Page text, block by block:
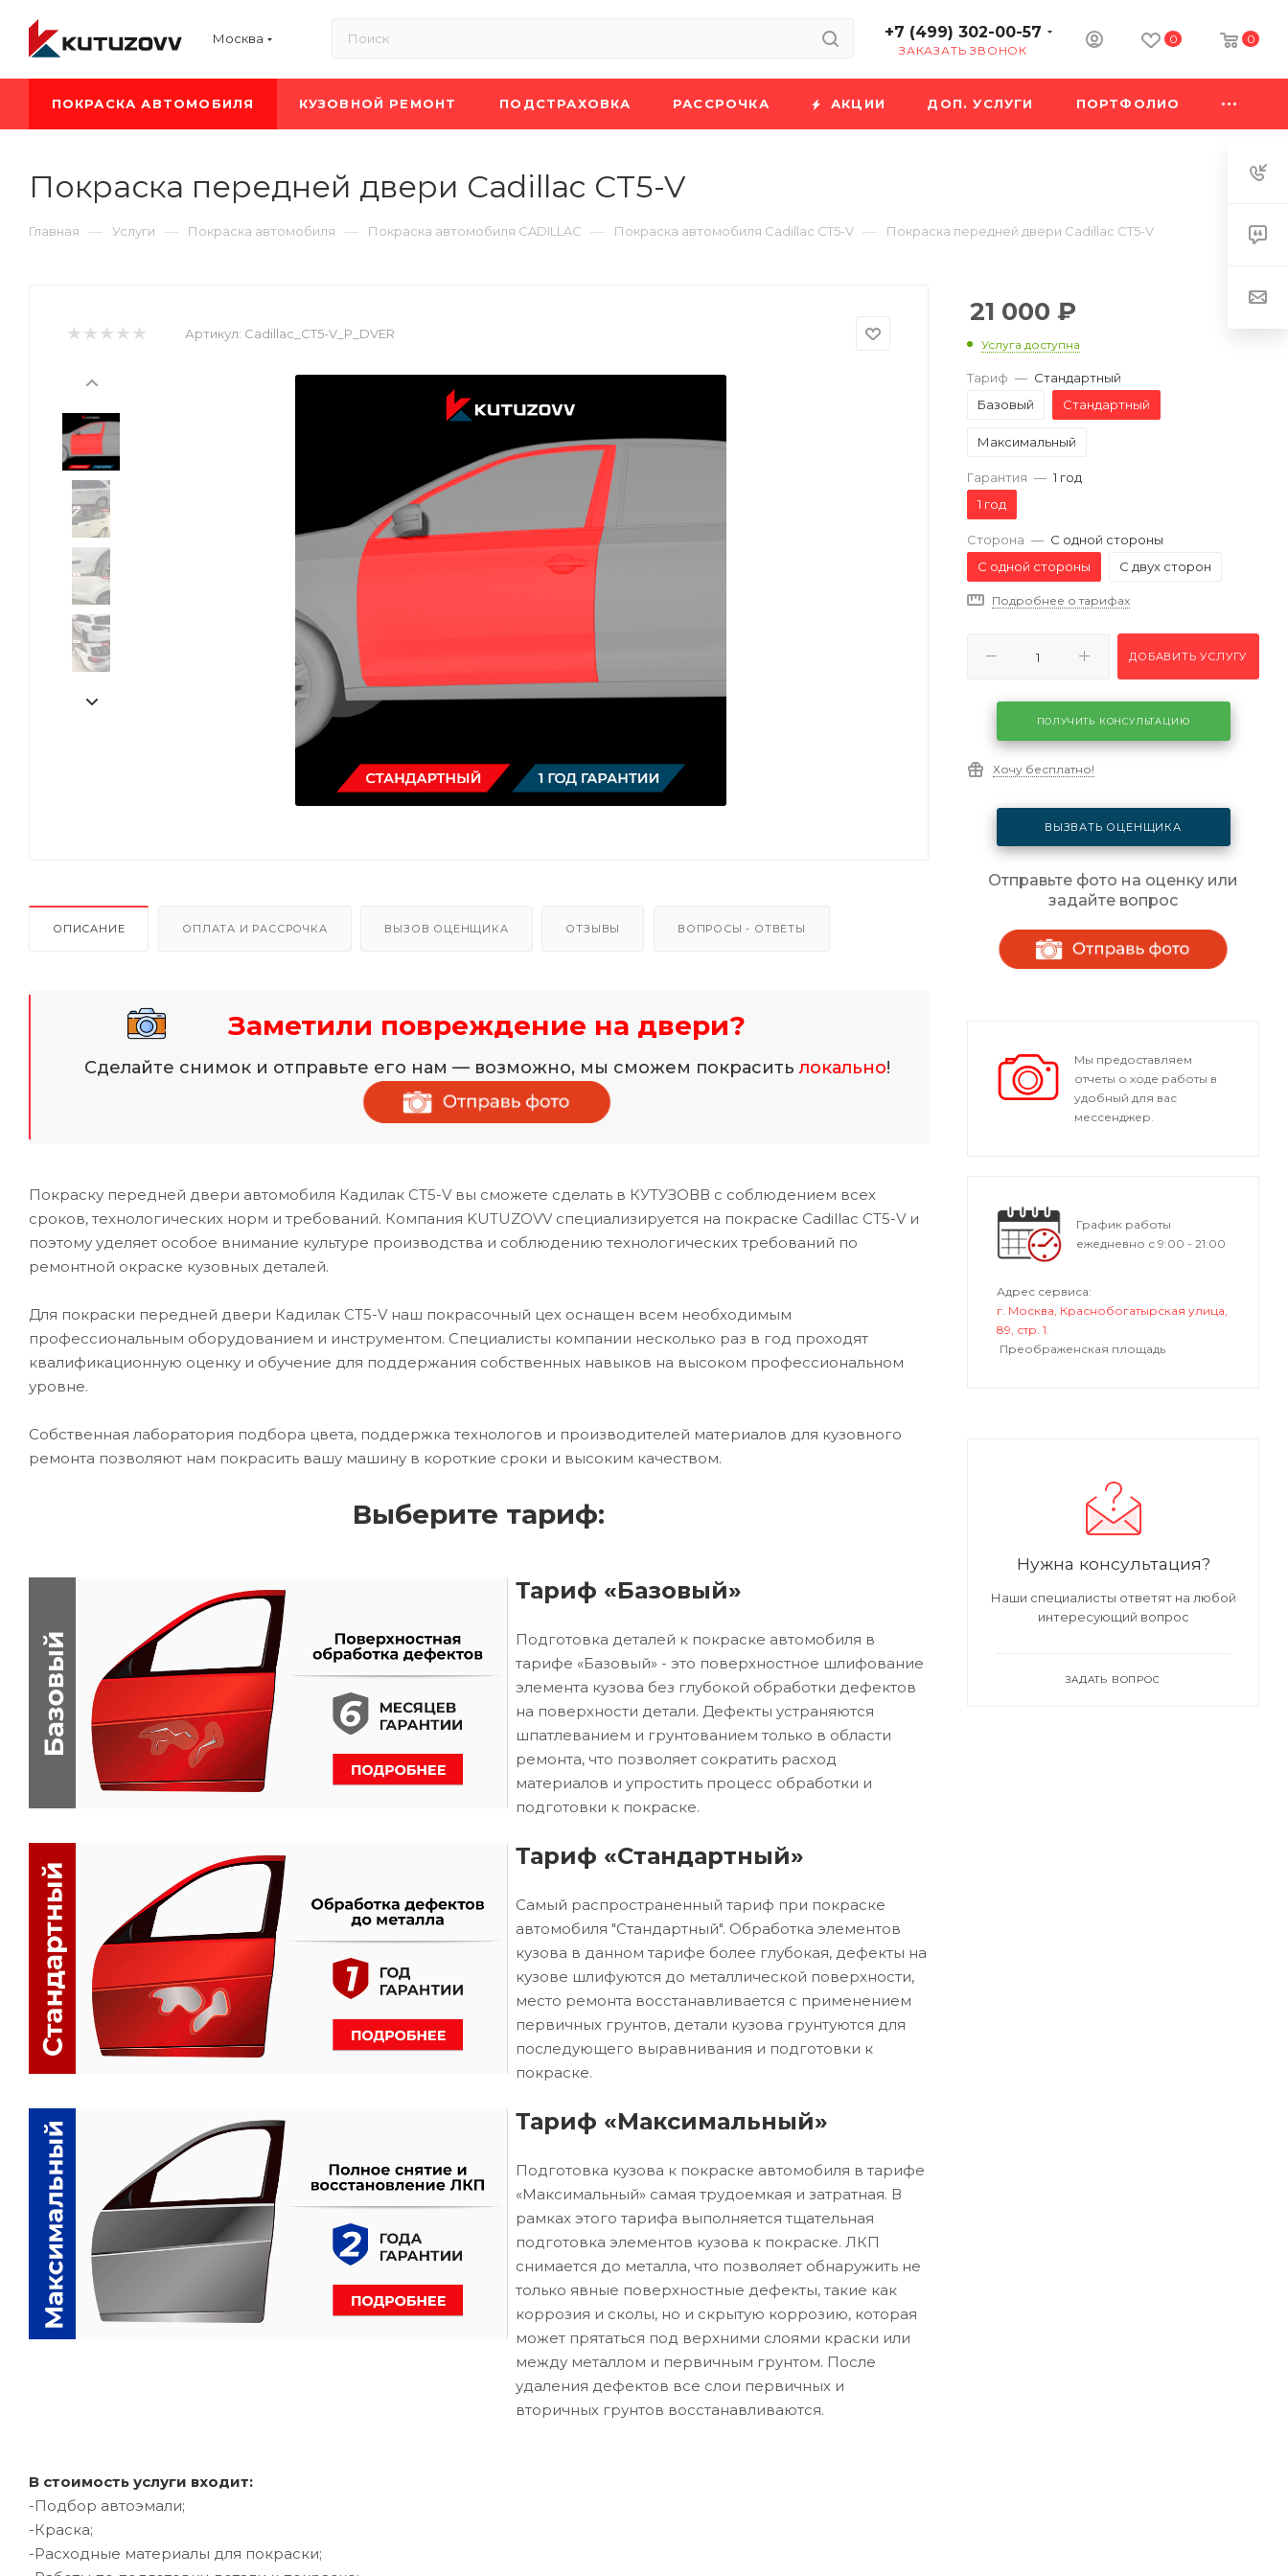
Москва +7 (499) 302-00-57
ЗАКАЗАТЬ ЗВОНОК
0 0
ПОКРАСКА АВТОМОБИЛЯ КУЗОВНОЙ РЕМОНТ ПОДСТРАХОВКА РАССРОЧКА АКЦИИ ДОП. УСЛУГИ ПОРТФОЛИО
Покраска передней двери Cadillac CT5-V
Главная — Услуги — Покраска автомобиля — Покраска автомобиля CADILLAC — Покраска автомобиля Cadillac CT5-V — Покраска передней двери Cadillac CT5-V
Артикул: Cadillac_CT5-V_P_DVER
ОПИСАНИЕ ОПЛАТА И РАССРОЧКА ВЫЗОВ ОЦЕНЩИКА ОТЗЫВЫ ВОПРОСЫ - ОТВЕТЫ
Заметили повреждение на двери?
Сделайте снимок и отправьте его нам — возможно, мы сможем покраситьлокально!
Покраску передней двери автомобиля Кадилак CT5-V вы сможете сделать в КУТУЗОВВ с соблюдением всех
сроков, технологических норм и требований. Компания KUTUZOVV специализируется на покраске Cadillac CT5-V и
поэтому уделяет особое внимание культуре производства и соблюдению технологических требований по
ремонтной окраске кузовных деталей.
Для покраски передней двери Кадилак CT5-V наш покрасочный цех оснащен всем необходимым
профессиональным оборудованием и инструментом. Специалисты компании несколько раз в год проходят
квалификационную оценку и обучение для поддержания собственных навыков на высоком профессиональном
уровне.
Собственная лаборатория подбора цвета, поддержка технологов и производителей материалов для кузовного
ремонта позволяют нам покрасить вашу машину в короткие сроки и высоким качеством.
Выберите тариф:
Тариф «Базовый»
Подготовка деталей к покраске автомобиля в
тарифе «Базовый» - это поверхностное шлифование
элемента кузова без глубокой обработки дефектов
на поверхности детали. Дефекты устраняются
шпатлеванием и грунтованием только в области
ремонта, что позволяет сократить расход
материалов и упростить процесс обработки и
подготовки к покраске.
Тариф «Стандартный»
Самый распространенный тариф при покраске
автомобиля "Стандартный". Обработка элементов
кузова в данном тарифе более глубокая, дефекты на
кузове шлифуются до металлической поверхности,
место ремонта восстанавливается с применением
первичных грунтов, детали кузова грунтуются для
последующего выравнивания и подготовки к
покраске.
Тариф «Максимальный»
Подготовка кузова к покраске автомобиля в тарифе
«Максимальный» самая трудоемкая и затратная. В
рамках этого тарифа выполняется тщательная
подготовка элементов кузова к покраске. ЛКП
снимается до металла, что позволяет обнаружить не
только явные поверхностные дефекты, такие как
коррозия и сколы, но и скрытую коррозию, которая
может прятаться под верхними слоями краски или
между металлом и первичным грунтом. После
удаления дефектов все слои первичных и
вторичных грунтов восстанавливаются.
В стоимость услуги входит:
-Подбор автоэмали;
-Краска;
-Расходные материалы для покраски;
21 000 ₽
Услуга доступна
Тариф — Стандартный
Базовый
Стандартный
Максимальный
Гарантия — 1 год
1 год
Сторона — С одной стороны
С одной стороны
С двух сторон
Подробнее о тарифах
ДОБАВИТЬ УСЛУГУ
ПОЛУЧИТЬ КОНСУЛЬТАЦИЮ
Хочу бесплатно!
ВЫЗВАТЬ ОЦЕНЩИКА
Отправьте фото на оценку или
задайте вопрос
Мы предоставляем
отчеты о ходе работы в
удобный для вас
мессенджер.
График работы
ежедневно с 9:00 - 21:00
Адрес сервиса:
г. Москва, Краснобогатырская улица,
89, стр. 1.
Преображенская площадь
Нужна консультация?
Наши специалисты ответят на любой
интересующий вопрос
ЗАДАТЬ ВОПРОС